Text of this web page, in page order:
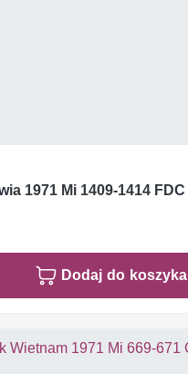
1971 Mi 1409-1414 FDC
Dodaj do koszyka